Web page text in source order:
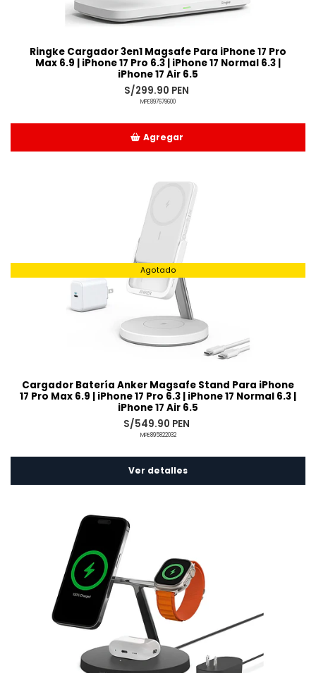
Ringke Cargador 3en1 Magsafe Para iPhone 17 Pro
Max 6.9 | iPhone 17 Pro 6.3 | iPhone 17 Normal 6.3 |
iPhone 17 Air 6.5
S/299.90 PEN
MPE897679600
Agregar
Agotado
Cargador Batería Anker Magsafe Stand Para iPhone
17 Pro Max 6.9 | iPhone 17 Pro 6.3 | iPhone 17 Normal 6.3 |
iPhone 17 Air 6.5
S/549.90 PEN
MPE895822032
Ver detalles